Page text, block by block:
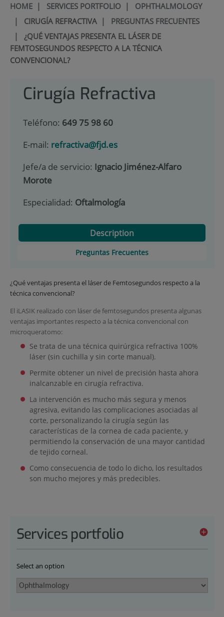
HOME| SERVICES PORTFOLIO| OPHTHALMOLOGY
| CIRUGÍA REFRACTIVA| PREGUNTAS FRECUENTES
| ¿QUÉ VENTAJAS PRESENTA EL LÁSER DE
FEMTOSEGUNDOS RESPECTO A LA TÉCNICA
CONVENCIONAL?
Cirugía Refractiva
Teléfono: 649 75 98 60
E-mail: refractiva@fjd.es
Jefe/a de servicio: Ignacio Jiménez-Alfaro
Morote
Especialidad: Oftalmología
Description
Preguntas Frecuentes
¿Qué ventajas presenta el láser de Femtosegundos respecto a la
técnica convencional?
El iLASIK realizado con láser de femtosegundos presenta algunas
ventajas importantes respecto a la técnica convencional con
microqueratomo:
Se trata de una técnica quirúrgica refractiva 100%
láser (sin cuchilla y sin corte manual).
Permite obtener un nivel de precisión hasta ahora
inalcanzable en cirugía refractiva.
La intervención es mucho más segura y menos
agresiva, evitando las complicaciones asociadas al
corte, personalizando la cirugía según las
características de la cornea de cada paciente, y
permitiendo la conservación de una mayor cantidad
de tejido corneal.
Como consecuencia de todo lo dicho, los resultados
son mucho mejores y más predecibles.
Services portfolio
Select an option